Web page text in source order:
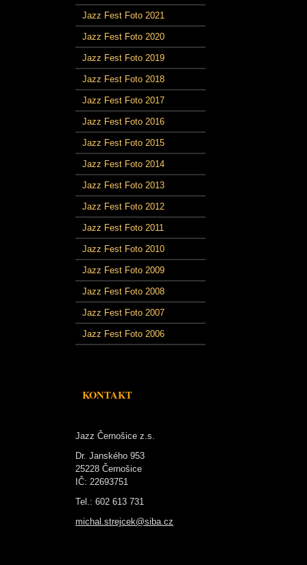
Jazz Fest Foto 2021
Jazz Fest Foto 2020
Jazz Fest Foto 2019
Jazz Fest Foto 2018
Jazz Fest Foto 2017
Jazz Fest Foto 2016
Jazz Fest Foto 2015
Jazz Fest Foto 2014
Jazz Fest Foto 2013
Jazz Fest Foto 2012
Jazz Fest Foto 2011
Jazz Fest Foto 2010
Jazz Fest Foto 2009
Jazz Fest Foto 2008
Jazz Fest Foto 2007
Jazz Fest Foto 2006
KONTAKT
Jazz Černošice z.s.
Dr. Janského 953
25228 Černošice
IČ: 22693751
Tel.: 602 613 731
michal.strejcek@siba.cz